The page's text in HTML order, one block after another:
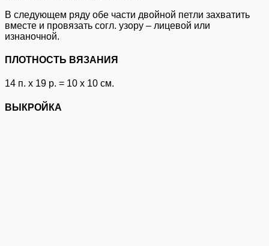
В следующем ряду обе части двойной петли захватить
вместе и провязать согл. узору – лицевой или
изнаночной.
ПЛОТНОСТЬ ВЯЗАНИЯ
14 п. х 19 р. = 10 x 10 см.
ВЫКРОЙКА